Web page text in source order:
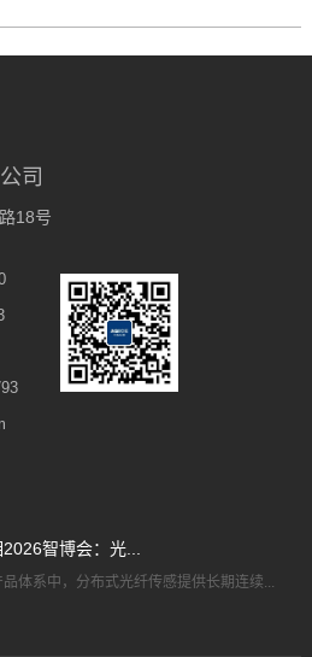
司
18号
智博会：光...
体系中，分布式光纤传感提供长期连续...